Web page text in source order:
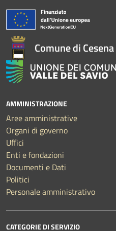
Comune di Cesena
AMMINISTRAZIONE
Aree amministrative
Organi di governo
Uffici
Enti e fondazioni
Documenti e Dati
Politici
Personale amministrativo
CATEGORIE DI SERVIZIO